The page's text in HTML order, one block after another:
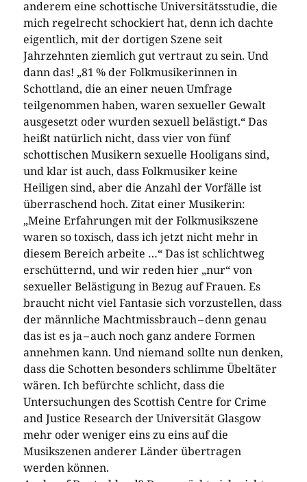
anderem eine schottische Universitätsstudie, die
mich regelrecht schockiert hat, denn ich dachte
eigentlich, mit der dortigen Szene seit
Jahrzehnten ziemlich gut vertraut zu sein. Und
dann das! „81 % der Folkmusikerinnen in
Schottland, die an einer neuen Umfrage
teilgenommen haben, waren sexueller Gewalt
ausgesetzt oder wurden sexuell belästigt.“ Das
heißt natürlich nicht, dass vier von fünf
schottischen Musikern ­sexuelle Hooligans sind,
und klar ist auch, dass Folkmusiker keine
Heiligen sind, aber die Anzahl der Vorfälle ist
überraschend hoch. Zitat einer Musikerin:
„Meine Erfahrungen mit der Folkmusikszene
waren so toxisch, dass ich jetzt nicht mehr in
diesem Bereich arbeite …“ Das ist schlichtweg
erschütternd, und wir reden hier „nur“ von
sexueller Belästigung in Bezug auf Frauen. Es
braucht nicht viel Fantasie sich vorzustellen, dass
der männliche Machtmissbrauch – ­denn genau
das ist es ja – ­auch noch ganz andere Formen
annehmen kann. Und niemand sollte nun denken,
dass die Schotten besonders schlimme Übeltäter
wären. Ich befürchte schlicht, dass die
Untersuchungen des Scottish Centre for Crime
and Justice Research der Universität Glasgow
mehr oder weniger eins zu eins auf die
Musikszenen anderer Länder übertragen
werden können.